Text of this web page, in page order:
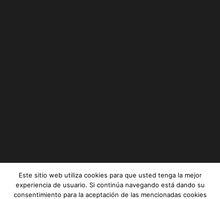
Serviz © All rights reserved |Aviso legal|Política de
Este sitio web utiliza cookies para que usted tenga la mejor
experiencia de usuario. Si continúa navegando está dando su
consentimiento para la aceptación de las mencionadas cookies